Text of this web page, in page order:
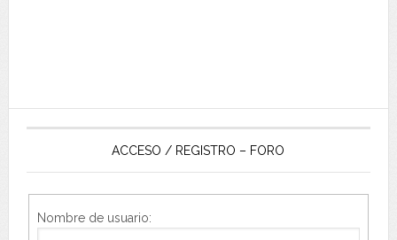
ACCESO / REGISTRO – FORO
Nombre de usuario: